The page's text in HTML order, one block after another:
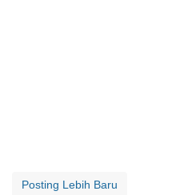
Posting Lebih Baru